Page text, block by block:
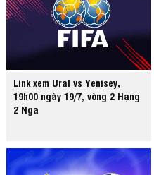
Link xem Ural vs Yenisey,
19h00 ngày 19/7, vòng 2 Hạng
2 Nga